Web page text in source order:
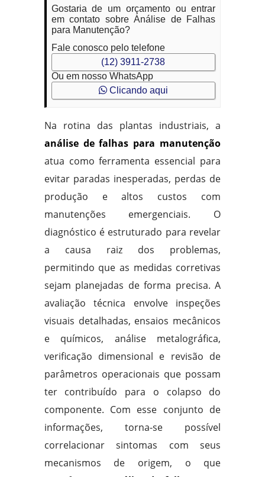
Gostaria de um orçamento ou entrar
em contato sobre Análise de Falhas
para Manutenção?
Fale conosco pelo telefone
(12) 3911-2738
Ou em nosso WhatsApp
Clicando aqui
Na rotina das plantas industriais, a
análise de falhas para manutenção
atua como ferramenta essencial para
evitar paradas inesperadas, perdas de
produção e altos custos com
manutenções emergenciais. O
diagnóstico é estruturado para revelar
a causa raiz dos problemas,
permitindo que as medidas corretivas
sejam planejadas de forma precisa. A
avaliação técnica envolve inspeções
visuais detalhadas, ensaios mecânicos
e químicos, análise metalográfica,
verificação dimensional e revisão de
parâmetros operacionais que possam
ter contribuído para o colapso do
componente. Com esse conjunto de
informações, torna-se possível
correlacionar sintomas com seus
mecanismos de origem, o que